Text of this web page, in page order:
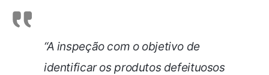
“A inspeção com o objetivo de
identificar os produtos defeituosos